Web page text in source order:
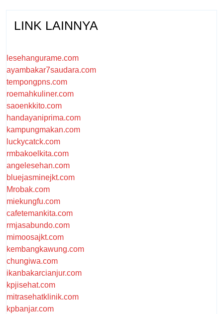
LINK LAINNYA
lesehangurame.com
ayambakar7saudara.com
tempongpns.com
roemahkuliner.com
saoenkkito.com
handayaniprima.com
kampungmakan.com
luckycatck.com
rmbakoelkita.com
angelesehan.com
bluejasminejkt.com
Mrobak.com
miekungfu.com
cafetemankita.com
rmjasabundo.com
mimoosajkt.com
kembangkawung.com
chungiwa.com
ikanbakarcianjur.com
kpjisehat.com
mitrasehatklinik.com
kpbanjar.com